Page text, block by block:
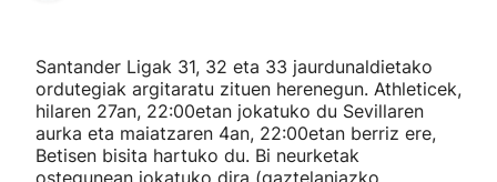
"Helmuga"
Santander Ligak 31, 32 eta 33 jaurdunaldietako
ordutegiak argitaratu zituen herenegun. Athleticek,
hilaren 27an, 22:00etan jokatuko du Sevillaren
aurka eta maiatzaren 4an, 22:00etan berriz ere,
Betisen bisita hartuko du. Bi neurketak
ostegunean jokatuko dira (gaztelaniazko